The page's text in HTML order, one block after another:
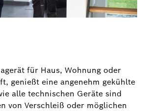
für Haus, Wohnung oder
genießt eine angenehm gekühlte
alle technischen Geräte sind
von Verschleiß oder möglichen